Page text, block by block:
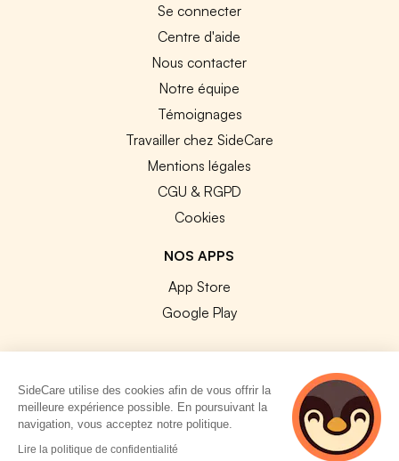
Se connecter
Centre d'aide
Nous contacter
Notre équipe
Témoignages
Travailler chez SideCare
Mentions légales
CGU & RGPD
Cookies
NOS APPS
App Store
Google Play
© 2026 SideCare. Tous droits réservés.
SideCare utilise des cookies afin de vous offrir la
meilleure expérience possible. En poursuivant la
navigation, vous acceptez notre politique.
Lire la politique de confidentialité
4 personnes